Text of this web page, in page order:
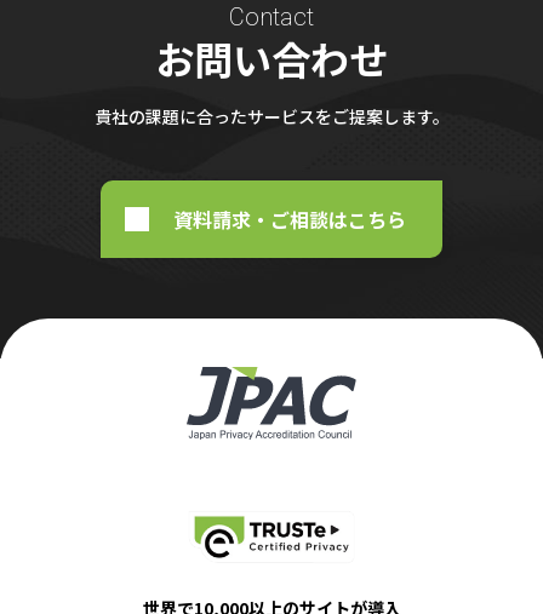
Contact
お問い合わせ
貴社の課題に合ったサービスをご提案します。
資料請求・ご相談はこちら
世界で10,000以上のサイトが導入